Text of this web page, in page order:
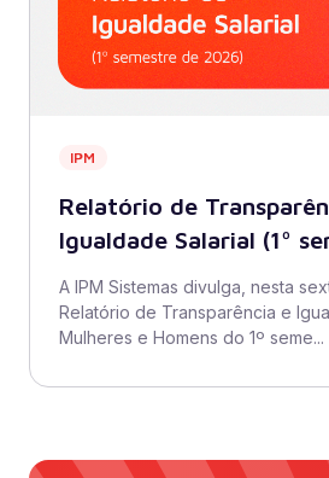
IPM
Relatório de
Igualdade Salarial (1º
A IPM Sistemas divulga, nesta
Relatório de Transparência e
Mulheres e Homens do 1º seme...